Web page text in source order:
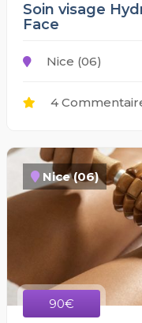
Soin visage
Face
Nice (06)
4
Nice (06)
90€